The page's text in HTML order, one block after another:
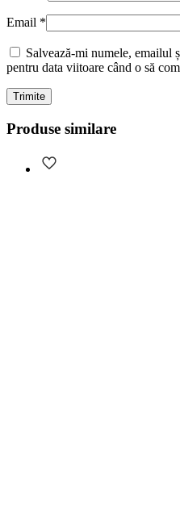
Email *
Salvează-mi numele, emailul
pentru data viitoare când o să
Produse similare